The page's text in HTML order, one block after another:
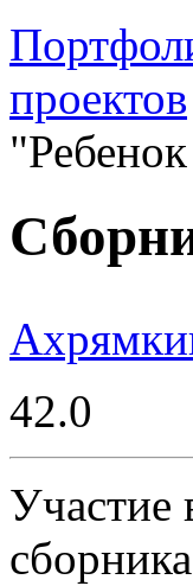
проектов
42.0
Участие